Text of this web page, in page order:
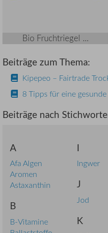
Bio Fruchtriegel ...
Beiträge zum Thema:
Kipepeo – Fairtrade
8 Tipps für eine
Beiträge nach
A
Afa Algen
Aromen
Astaxanthin
B
B-Vitamine
I
Ingwer
J
Jod
K